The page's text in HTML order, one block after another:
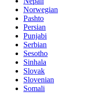
Norwegian
Pashto
Persian
Punjabi
Serbian
Sesotho
Sinhala
Slovak
Slovenian
Somali